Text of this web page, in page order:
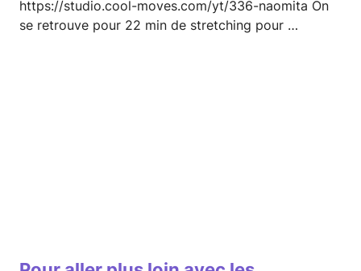
https://studio.cool-moves.com/yt/336-naomita On
se retrouve pour 22 min de stretching pour …